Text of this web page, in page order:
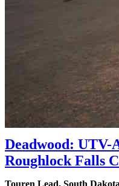
Deadwood: UTV-
Roughlock Falls
Touren Lead, South Dakota